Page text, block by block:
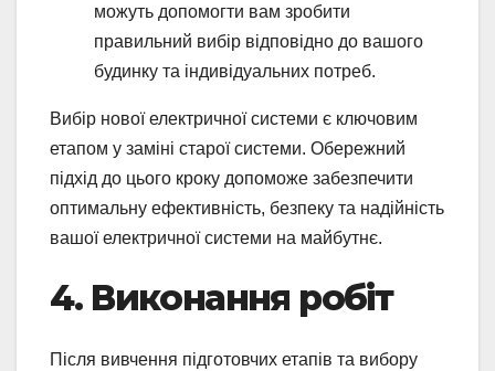
можуть допомогти вам зробити
правильний вибір відповідно до вашого
будинку та індивідуальних потреб.
Вибір нової електричної системи є ключовим
етапом у заміні старої системи. Обережний
підхід до цього кроку допоможе забезпечити
оптимальну ефективність, безпеку та надійність
вашої електричної системи на майбутнє.
4. Виконання робіт
Після вивчення підготовчих етапів та вибору